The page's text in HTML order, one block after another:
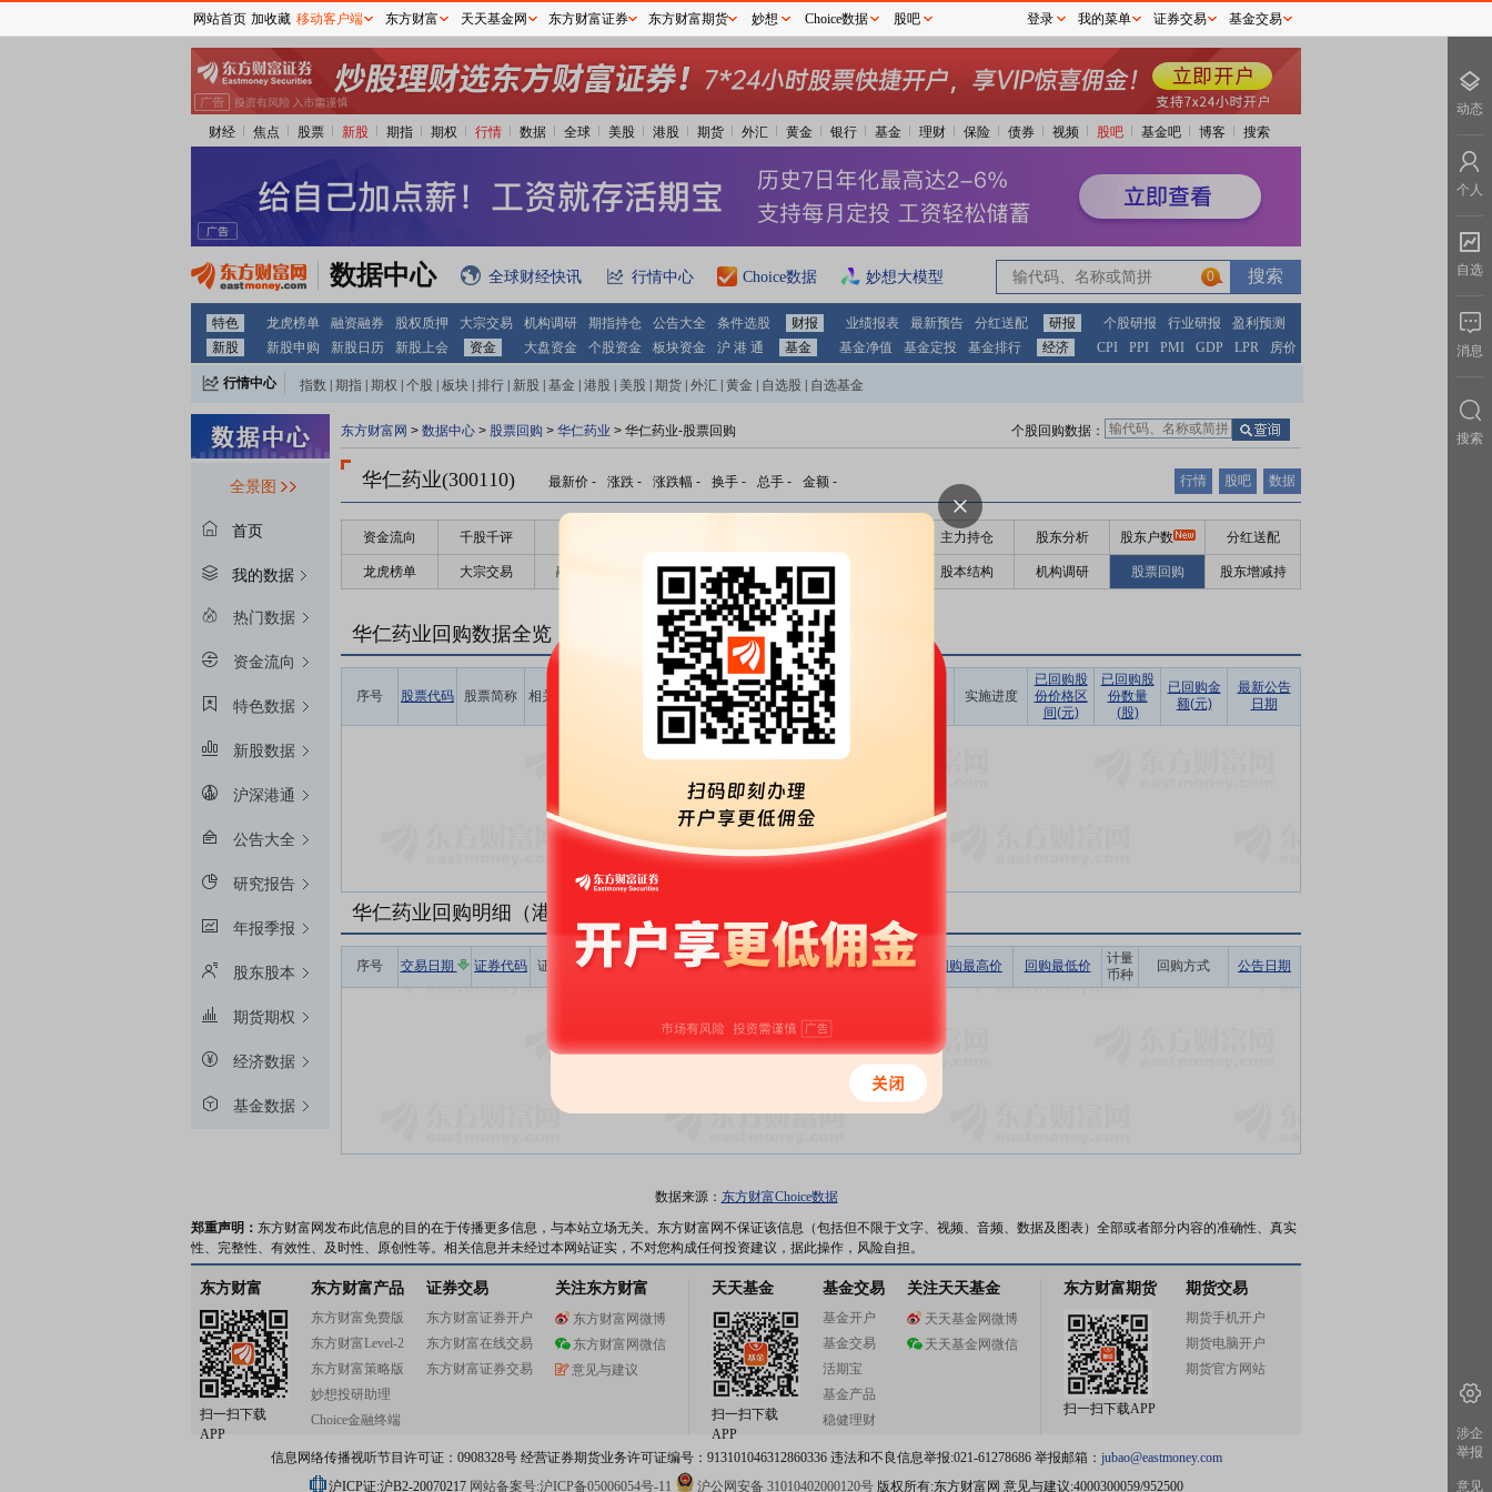
财经 焦点 股票 新股 期指 期权 行情 数据 全球 美股 港股 期货 外汇 黄金 银行 基金 理财 保险 债券 视频 股吧 基金吧 博客 搜索
数据中心 全球财经快讯 行情中心 Choice数据 妙想大模型 0
特色 龙虎榜单 融资融券 股权质押 大宗交易 机构调研 期指持仓 公告大全 条件选股 财报 业绩报表 最新预告 分红送配 研报 个股研报 行业研报
盈利预测
新股
新股申购 新股日历 新股上会 资金 大盘资金 个股资金 板块资金 沪 港 通 基金 基金净值 基金定投 基金排行 经济 CPI PPI PMI GDP LPR 房价
行情中心 指数 期指 期权 个股 板块 排行 新股 基金 港股 美股 期货 外汇 黄金 自选股 自选基金
全景图
首页
我的数据
热门数据
资金流向
特色数据
新股数据
沪深港通
公告大全
研究报告
年报季报
股东股本
期货期权
经济数据
基金数据
东方财富网 > 数据中心 > 股票回购 > 华仁药业 > 华仁药业-股票回购 个股回购数据：
华仁药业(300110) 最新价 - 涨跌 - 涨跌幅 - 换手 - 总手 - 金额 - 行情 股吧 数据
资金流向 千股千评 主力持仓 股东分析 股东户数 分红送配
龙虎榜单 大宗交易 融资融券 高管持股 股东大会 股本结构 机构调研 股票回购 股东增减持
华仁药业回购数据全览
序号 股票代码 股票简称 相关
计划回购
价格区间
计划回购
数量区间
(股)
占公告前
一日总股
本比例(%)
计划回购
金额区间
实施进度
已回购股
份价格区
间(元)
已回购股
份数量
(股)
已回购金
额(元)
最新公告
日期
暂无数据
华仁药业回购明细（港股公告）
序号 交易日期 证券代码 证券简称 相关 收盘价 涨跌幅 回购数量 回购金额 回购最高价 回购最低价
计量
币种
回购方式 公告日期
数据来源： 东方财富Choice数据
郑重声明： 东方财富网发布此信息的目的在于传播更多信息，与本站立场无关。东方财富网不保证该信息（包括但不限于文字、视频、音频、数据及图表）全部或者部分内容的准确性、真实
性、完整性、有效性、及时性、原创性等。相关信息并未经过本网站证实，不对您构成任何投资建议，据此操作，风险自担。
东方财富
扫一扫下载
APP
东方财富产品
东方财富免费版
东方财富Level-2
东方财富策略版
妙想投研助理
Choice金融终端
证券交易
东方财富证券开户
东方财富在线交易
东方财富证券交易
关注东方财富
东方财富网微博
东方财富网微信
意见与建议
天天基金
扫一扫下载
APP
基金交易
基金开户
基金交易
活期宝
基金产品
稳健理财
关注天天基金
天天基金网微博
天天基金网微信
东方财富期货
扫一扫下载APP
期货交易
期货手机开户
期货电脑开户
期货官方网站
信息网络传播视听节目许可证：0908328号 经营证券期货业务许可证编号：913101046312860336 违法和不良信息举报:021-61278686 举报邮箱： jubao@eastmoney.com
沪ICP证:沪B2-20070217 网站备案号:沪ICP备05006054号-11 沪公网安备 31010402000120号版权所有:东方财富网 意见与建议:4000300059/952500
网站首页 加收藏 移动客户端 东方财富 天天基金网 东方财富证券 东方财富期货 妙想 Choice数据 股吧 登录 我的菜单 证券交易 基金交易
动态
个人
自选
消息
搜索
涉企
举报
意见